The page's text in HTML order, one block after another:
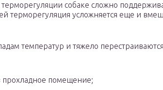
собаке сложно
терморегуляция усложняется еще и
температур и тяжело
прохладное помещение;